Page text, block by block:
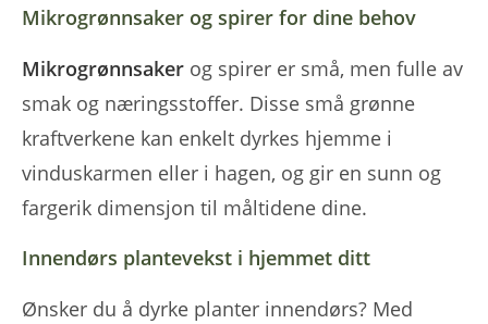
Mikrogrønnsaker og spirer for dine behov
Mikrogrønnsaker og spirer er små, men fulle av
smak og næringsstoffer. Disse små grønne
kraftverkene kan enkelt dyrkes hjemme i
vinduskarmen eller i hagen, og gir en sunn og
fargerik dimensjon til måltidene dine.
Innendørs plantevekst i hjemmet ditt
Ønsker du å dyrke planter innendørs? Med